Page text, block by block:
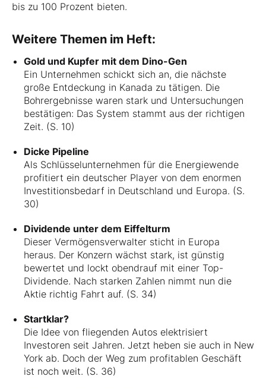
bis zu 100 Prozent bieten.
Weitere Themen im Heft:
Gold und Kupfer mit dem Dino-Gen
Ein Unternehmen schickt sich an, die nächste
große Entdeckung in Kanada zu tätigen. Die
Bohrergebnisse waren stark und Untersuchungen
bestätigen: Das System stammt aus der richtigen
Zeit. (S. 10)
Dicke Pipeline
Als Schlüsselunternehmen für die Energiewende
profitiert ein deutscher Player von dem enormen
Investitionsbedarf in Deutschland und Europa. (S.
30)
Dividende unter dem Eiffelturm
Dieser Vermögensverwalter sticht in Europa
heraus. Der Konzern wächst stark, ist günstig
bewertet und lockt obendrauf mit einer Top-
Dividende. Nach starken Zahlen nimmt nun die
Aktie richtig Fahrt auf. (S. 34)
Startklar?
Die Idee von fliegenden Autos elektrisiert
Investoren seit Jahren. Jetzt heben sie auch in New
York ab. Doch der Weg zum profitablen Geschäft
ist noch weit. (S. 36)